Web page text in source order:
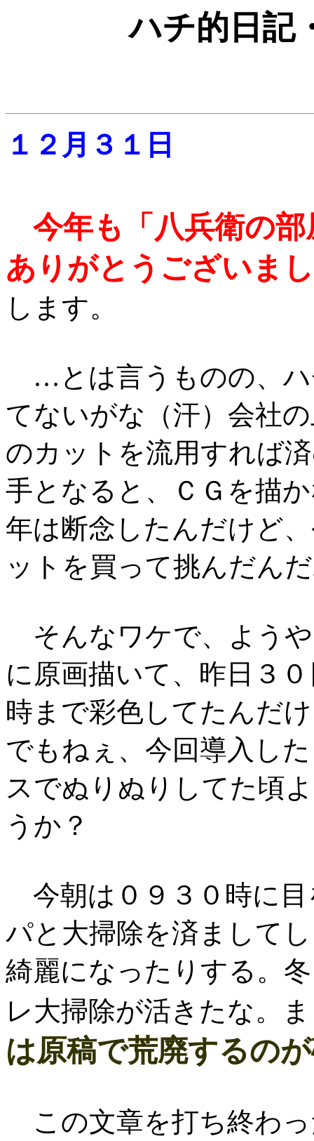
ハチ的日記
１２月３１日
今年も「八兵衛の
ありがとうございま
します。
…とは言うものの、ハ
てないがな（汗）会社
のカットを流用すれば
手となると、ＣＧを描
年は断念したんだけど
ットを買って挑んだん
そんなワケで、よう
に原画描いて、昨日３
時まで彩色してたんだ
でもねぇ、今回導入し
スでぬりぬりしてた頃
うか？
今朝は０９３０時に
パと大掃除を済まして
綺麗になったりする。
レ大掃除が活きたな。
は原稿で荒廃するの
この文章を打ち終わ